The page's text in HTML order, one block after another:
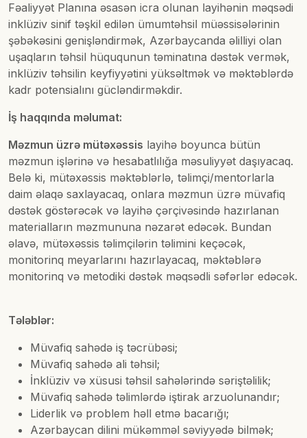
Fəaliyyət Planına əsasən icra olunan layihənin məqsədi
inklüziv sinif təşkil edilən ümumtəhsil müəssisələrinin
şəbəkəsini genişləndirmək, Azərbaycanda əlilliyi olan
uşaqların təhsil hüququnun təminatına dəstək vermək,
inklüziv təhsilin keyfiyyətini yüksəltmək və məktəblərdə
kadr potensialını gücləndirməkdir.
İş haqqında məlumat:
Məzmun üzrə mütəxəssis layihə boyunca bütün
məzmun işlərinə və hesabatlılığa məsuliyyət daşıyacaq.
Belə ki, mütəxəssis məktəblərlə, təlimçi/mentorlarla
daim əlaqə saxlayacaq, onlara məzmun üzrə müvafiq
dəstək göstərəcək və layihə çərçivəsində hazırlanan
materialların məzmununa nəzarət edəcək. Bundan
əlavə, mütəxəssis təlimçilərin təlimini keçəcək,
monitorinq meyarlarını hazırlayacaq, məktəblərə
monitorinq və metodiki dəstək məqsədli səfərlər edəcək.
Tələblər:
Müvafiq sahədə iş təcrübəsi;
Müvafiq sahədə ali təhsil;
İnklüziv və xüsusi təhsil sahələrində səriştəlilik;
Müvafiq sahədə təlimlərdə iştirak arzuolunandır;
Liderlik və problem həll etmə bacarığı;
Azərbaycan dilini mükəmməl səviyyədə bilmək;